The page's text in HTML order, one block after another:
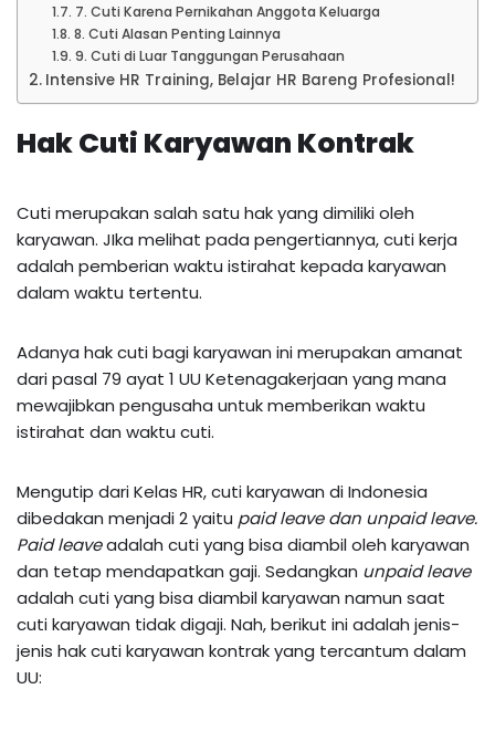
7. Cuti Karena Pernikahan Anggota Keluarga
8. Cuti Alasan Penting Lainnya
9. Cuti di Luar Tanggungan Perusahaan
Intensive HR Training, Belajar HR Bareng Profesional!
Hak Cuti Karyawan Kontrak
Cuti merupakan salah satu hak yang dimiliki oleh
karyawan. JIka melihat pada pengertiannya, cuti kerja
adalah pemberian waktu istirahat kepada karyawan
dalam waktu tertentu.
Adanya hak cuti bagi karyawan ini merupakan amanat
dari pasal 79 ayat 1 UU Ketenagakerjaan yang mana
mewajibkan pengusaha untuk memberikan waktu
istirahat dan waktu cuti.
Mengutip dari Kelas HR, cuti karyawan di Indonesia
dibedakan menjadi 2 yaitu paid leave dan unpaid leave.
Paid leaveadalah cuti yang bisa diambil oleh karyawan
dan tetap mendapatkan gaji. Sedangkan unpaid leave
adalah cuti yang bisa diambil karyawan namun saat
cuti karyawan tidak digaji. Nah, berikut ini adalah jenis-
jenis hak cuti karyawan kontrak yang tercantum dalam
UU: